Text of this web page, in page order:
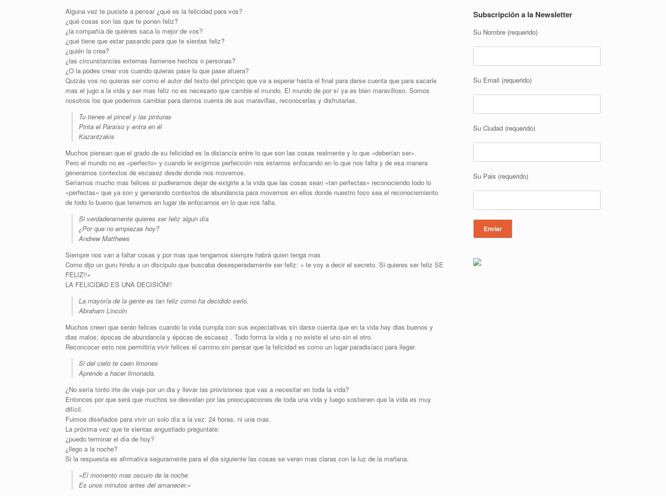
Alguna vez te pusiste a pensar ¿qué es la felicidad para vos?
¿qué cosas son las que te ponen feliz?
¿la compañía de quiénes saca lo mejor de vos?
¿qué tiene que estar pasando para que te sientas feliz?
¿quién la crea?
¿las circunstancias externas llamense hechos o personas?
¿O la podes crear vos cuando quieras pase lo que pase afuera?
Quizás vos no quieras ser como el autor del texto del principio que va a esperar hasta el final para darse cuenta que para sacarle
mas el jugo a la vida y ser mas feliz no es necesario que cambie el mundo. El mundo de por sí ya es bien maravilloso. Somos
nosotros los que podemos cambiar para darnos cuenta de sus maravillas, reconocerlas y disfrutarlas.
Tu tienes el pincel y las pinturas
Pinta el Paraíso y entra en él
Kazantzakis
Muchos piensan que el grado de su felicidad es la distancia entre lo que son las cosas realmente y lo que «deberían ser».
Pero el mundo no es «perfecto» y cuando le exigimos perfección nos estamos enfocando en lo que nos falta y de esa manera
generamos contextos de escasez desde donde nos movemos.
Seríamos mucho mas felices si pudieramos dejar de exigirle a la vida que las cosas sean «tan perfectas» reconociendo todo lo
«perfectas» que ya son y generando contextos de abundancia para movernos en ellos donde nuestro foco sea el reconociemiento
de todo lo bueno que tenemos en lugar de enfocarnos en lo que nos falta.
Si verdaderamente quieres ser feliz algun día
¿Por que no empiezas hoy?
Andrew Matthews
Siempre nos van a faltar cosas y por mas que tengamos siempre habrá quien tenga mas
Como dijo un guru hindu a un discipulo que buscaba desesperadamente ser feliz: » te voy a decir el secreto. Si quieres ser feliz SE
FELIZ!!»
LA FELICIDAD ES UNA DECISIÓN!!
La mayoría de la gente es tan feliz como ha decidido serlo.
Abraham Lincoln
Muchos creen que serán felices cuando la vida cumpla con sus expectativas sin darse cuenta que en la vida hay dias buenos y
dias malos; épocas de abundancia y épocas de escasez . Todo forma la vida y no existe el uno sin el otro.
Reconcocer esto nos permitiría vivir felices el camino sin pensar que la felicidad es como un lugar paradisíaco para llegar.
Si del cielo te caen limones
Aprende a hacer limonada.
¿No sería tonto irte de viaje por un dia y llevar las provisiones que vas a necesitar en toda la vida?
Entonces por que será que muchos se desvelan por las preocupaciones de toda una vida y luego sostienen que la vida es muy
difícil.
Fuimos diseñados para vivir un solo día a la vez: 24 horas, ni una mas.
La próxima vez que te sientas angustiado preguntate:
¿puedo terminar el día de hoy?
¿llego a la noche?
Si la respuesta es afirmativa seguramente para el dia siguiente las cosas se veran mas claras con la luz de la mañana.
«El momento mas oscuro de la noche
Es unos minutos antes del amanecer.»
Subscripción a la Newsletter
Su Nombre (requerido)
Su Email (requerido)
Su Ciudad (requerido)
Su Pais (requerido)